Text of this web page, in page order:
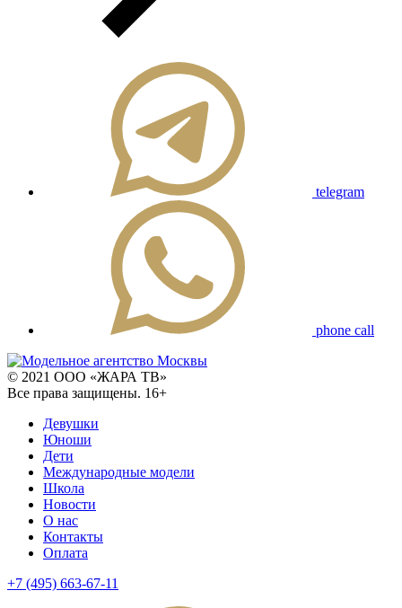
telegram
phone call
© 2021 ООО «ЖАРА ТВ»
Все права защищены. 16+
Девушки
Юноши
Дети
Международные модели
Школа
Новости
О нас
Контакты
Оплата
+7 (495) 663-67-11